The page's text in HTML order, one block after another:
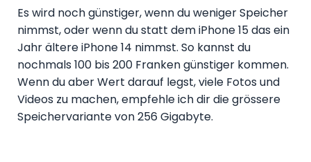
Es wird noch günstiger, wenn du weniger Speicher
nimmst, oder wenn du statt dem iPhone 15 das ein
Jahr ältere iPhone 14 nimmst. So kannst du
nochmals 100 bis 200 Franken günstiger kommen.
Wenn du aber Wert darauf legst, viele Fotos und
Videos zu machen, empfehle ich dir die grössere
Speichervariante von 256 Gigabyte.